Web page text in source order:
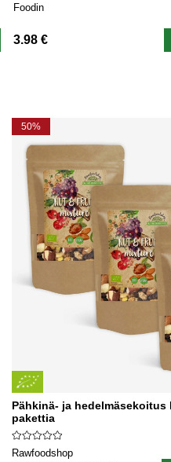
Foodin
3.98 €
50%
Pähkinä- ja hedelmäsekoitus
pakettia
Rawfoodshop